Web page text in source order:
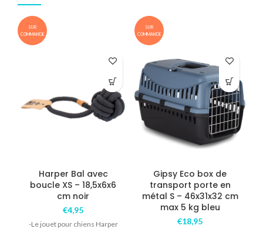
SUR
COMMANDE
Harper Bal avec
boucle XS – 18,5x6x6
cm noir
€4,95
-Le jouet pour chiens Harper
SUR
COMMANDE
Gipsy Eco box de
transport porte en
métal S – 46x31x32 cm
max 5 kg bleu
€18,95